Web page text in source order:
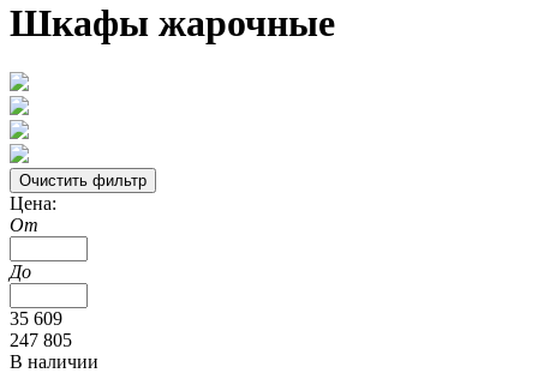
Шкафы жарочные
Цена:
От
До
35 609
247 805
В наличии